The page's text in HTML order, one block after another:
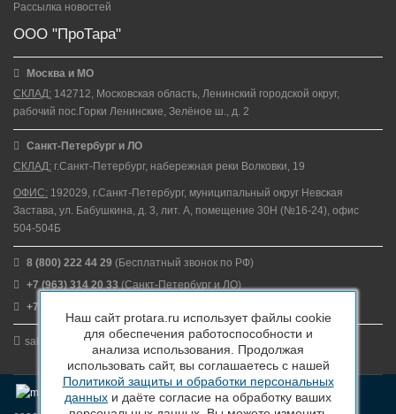
Рассылка новостей
ООО "ПроТара"
Москва и МО
СКЛАД: 142712, Московская область, Ленинский городской округ,
рабочий пос.Горки Ленинские, Зелёное ш., д. 2
Санкт-Петербург и ЛО
СКЛАД: г.Санкт-Петербург, набережная реки Волковки, 19
ОФИС: 192029, г.Санкт-Петербург, муниципальный округ Невская
Застава, ул. Бабушкина, д. 3, лит. А, помещение 30Н (№16-24), офис
504-504Б
8 (800) 222 44 29 (Бесплатный звонок по РФ)
+7 (963) 314 20 33(Санкт-Петербург и ЛО)
+7 (963) 314 20 33
sales@protara.ru
Наш сайт protara.ru использует файлы cookie
для обеспечения работоспособности и
анализа использования. Продолжая
использовать сайт, вы соглашаетесь с нашей
Политикой защиты и обработки персональных
данных и даёте согласие на обработку ваших